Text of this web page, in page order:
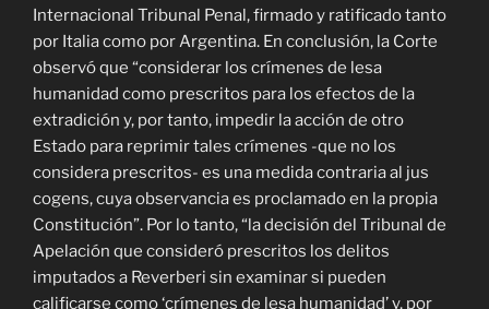
Internacional Tribunal Penal, firmado y ratificado tanto
por Italia como por Argentina. En conclusión, la Corte
observó que “considerar los crímenes de lesa
humanidad como prescritos para los efectos de la
extradición y, por tanto, impedir la acción de otro
Estado para reprimir tales crímenes -que no los
considera prescritos- es una medida contraria al jus
cogens, cuya observancia es proclamado en la propia
Constitución”. Por lo tanto, “la decisión del Tribunal de
Apelación que consideró prescritos los delitos
imputados a Reverberi sin examinar si pueden
calificarse como ‘crímenes de lesa humanidad’ y, por